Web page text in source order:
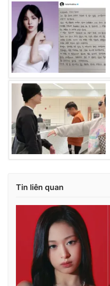
Tin liên quan